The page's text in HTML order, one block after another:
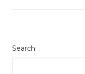
Search